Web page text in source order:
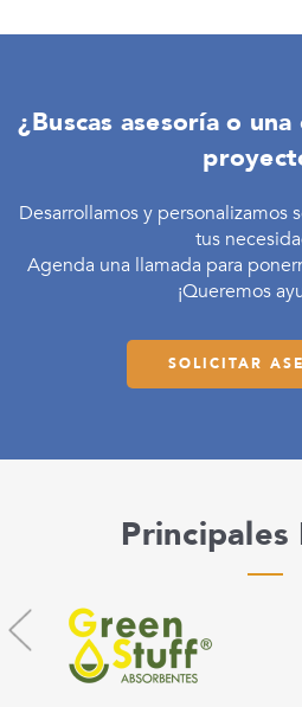
¿Buscas asesoría o
Desarrollamos y personalizamos
tus
Agenda una llamada para
¡Queremos
SOLICITAR
Principales